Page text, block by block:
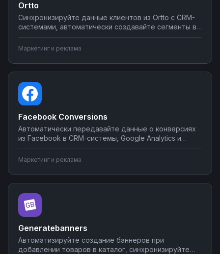
Ortto
Синхронизируйте данные клиентов из Ortto с CRM-
системами, автоматически создавайте сегменты в
аналитику в BI-системы. Настройте интеграции
через Nodul без программирования — объедините
все ваши маркетинговые инструменты в единую
экосистему.
Маркетинг и реклама
Facebook Conversions
Автоматически передавайте данные о конверсиях
из Facebook в CRM-системы, Google Analytics и
покупки, лиды и события для точного отслеживания
ROI рекламных кампаний. Настройте интеграции за
несколько минут через визуальный конструктор
Nodul.
Маркетинг и реклама
Generatebanners
Автоматизируйте создание баннеров при
добавлении товаров в каталог, синхронизируйте